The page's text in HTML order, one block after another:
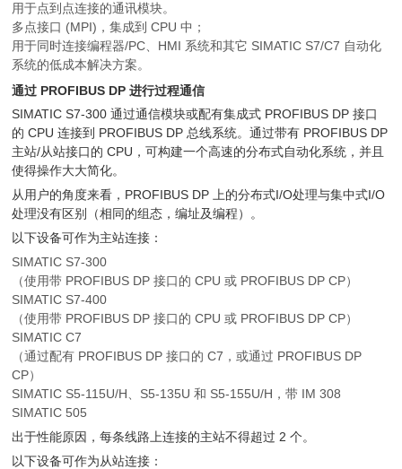
用于点到点连接的通讯模块。
多点接口 (MPI)，集成到 CPU 中；
用于同时连接编程器/PC、HMI 系统和其它 SIMATIC S7/C7 自动化
系统的低成本解决方案。
通过 PROFIBUS DP 进行过程通信
SIMATIC S7-300 通过通信模块或配有集成式 PROFIBUS DP 接口
的 CPU 连接到 PROFIBUS DP 总线系统。通过带有 PROFIBUS DP
主站/从站接口的 CPU，可构建一个高速的分布式自动化系统，并且
使得操作大大简化。
从用户的角度来看，PROFIBUS DP 上的分布式I/O处理与集中式I/O
处理没有区别（相同的组态，编址及编程）。
以下设备可作为主站连接：
SIMATIC S7-300
（使用带 PROFIBUS DP 接口的 CPU 或 PROFIBUS DP CP）
SIMATIC S7-400
（使用带 PROFIBUS DP 接口的 CPU 或 PROFIBUS DP CP）
SIMATIC C7
（通过配有 PROFIBUS DP 接口的 C7，或通过 PROFIBUS DP
CP）
SIMATIC S5-115U/H、S5-135U 和 S5-155U/H，带 IM 308
SIMATIC 505
出于性能原因，每条线路上连接的主站不得超过 2 个。
以下设备可作为从站连接：